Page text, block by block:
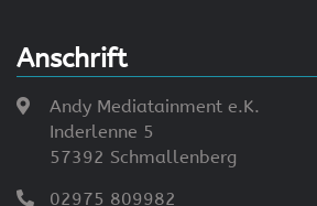
Anschrift
Andy Mediatainment e.K.
Inderlenne 5
57392 Schmallenberg
02975 809982